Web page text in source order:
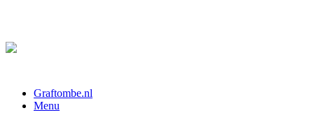
Graftombe.nl
Menu